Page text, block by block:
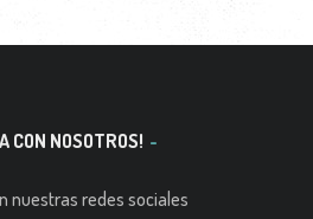
CON NOSOTROS!
nuestras redes sociales